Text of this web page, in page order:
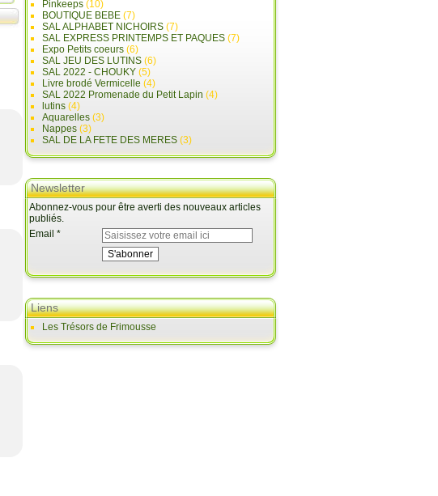
Pinkeeps (10)
BOUTIQUE BEBE (7)
SAL ALPHABET NICHOIRS (7)
SAL EXPRESS PRINTEMPS ET PAQUES (7)
Expo Petits coeurs (6)
SAL JEU DES LUTINS (6)
SAL 2022 - CHOUKY (5)
Livre brodé Vermicelle (4)
SAL 2022 Promenade du Petit Lapin (4)
lutins (4)
Aquarelles (3)
Nappes (3)
SAL DE LA FETE DES MERES (3)
Newsletter
Abonnez-vous pour être averti des nouveaux articles
publiés.
Email
Liens
Les Trésors de Frimousse